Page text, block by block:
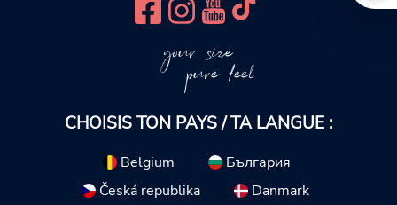
your size
pure feel
CHOISIS TON PAYS / TA LANGUE :
Belgium
България
Česká republika
Danmark